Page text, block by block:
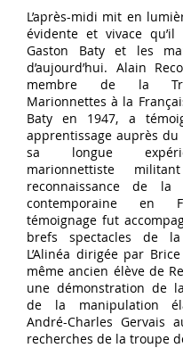
L’après-midi mit en
évidente et vivace qu’il
Gaston Baty et les
d’aujourd’hui. Alain
membre de la
Marionnettes à la
Baty en 1947, a
apprentissage auprès
sa longue
marionnettiste
reconnaissance de la
contemporaine en
témoignage fut
brefs spectacles de la
L’Alinéa dirigée par
même ancien élève de
une démonstration de
de la manipulation
André-Charles Gervais
recherches de la troupe